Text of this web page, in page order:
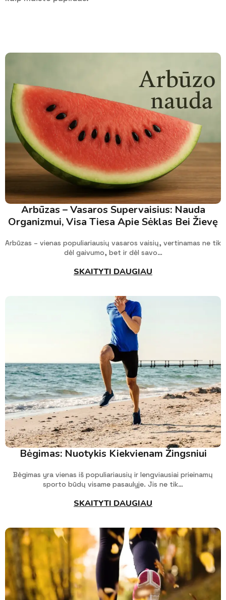
Arbūzas – Vasaros Supervaisius: Nauda
Organizmui, Visa Tiesa Apie Sėklas Bei Žievę
Arbūzas – vienas populiariausių vasaros vaisių, vertinamas ne tik
dėl gaivumo, bet ir dėl savo…
SKAITYTI DAUGIAU
Bėgimas: Nuotykis Kiekvienam Žingsniui
Bėgimas yra vienas iš populiariausių ir lengviausiai prieinamų
sporto būdų visame pasaulyje. Jis ne tik…
SKAITYTI DAUGIAU